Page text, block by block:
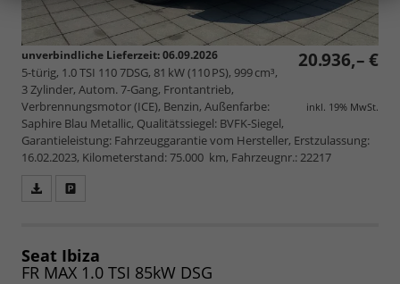
20.936,– €
inkl. 19% MwSt.
unverbindliche Lieferzeit:06.09.2026
5-türig, 1.0 TSI 110 7DSG, 81 kW (110 PS), 999 cm³,
3 Zylinder, Autom. 7-Gang, Frontantrieb,
Verbrennungsmotor (ICE), Benzin, Außenfarbe:
Saphire Blau Metallic, Qualitätssiegel: BVFK-Siegel,
Garantieleistung: Fahrzeuggarantie vom Hersteller, Erstzulassung:
16.02.2023, Kilometerstand: 75.000 km, Fahrzeugnr.: 22217
speichern/drucken
Seat Ibiza
FR MAX 1.0 TSI 85kW DSG